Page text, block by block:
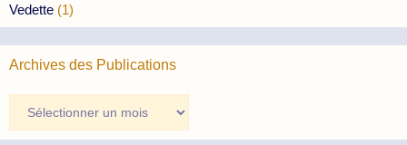
Vedette (1)
Archives des Publications
des
Publications